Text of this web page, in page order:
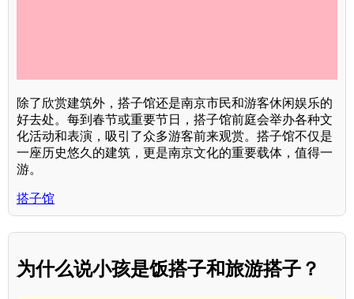
除了欣赏建筑外，搭子馆还是南京市民和游客休闲娱乐的
好去处。每到春节或重要节日，搭子馆前庭会举办各种文
化活动和表演，吸引了众多游客前来观赏。搭子馆不仅是
一座历史悠久的建筑，更是南京文化的重要载体，值得一
游。
搭子馆
为什么说小孩是饭搭子和旅游搭子？